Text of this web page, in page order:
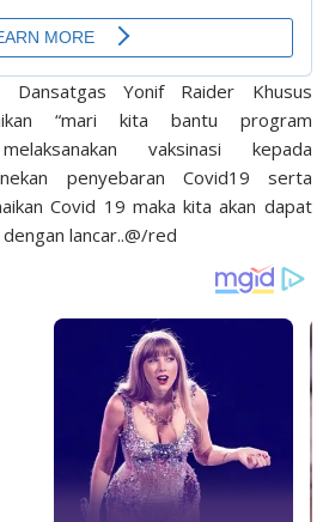
Dansatgas Yonif Raider Khusus
“mari kita bantu program
vaksinasi kepada
penyebaran Covid19 serta
Covid 19 maka kita akan dapat
lancar..@/red